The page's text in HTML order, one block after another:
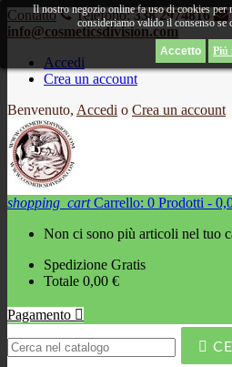
Contatto Telefono: 338 2974816
info@cosmeticsdivision.com
Accedi
Crea un account
Benvenuto, Accedi o Crea un account
shopping_cart Carrello: 0 Prodotti -
Non ci sono più articoli nel tuo
Spedizione Gratis
Totale 0,00 €
Pagamento 

Il nostro negozio online fa uso di cookies per
consideriamo valido il consenso se
Piú